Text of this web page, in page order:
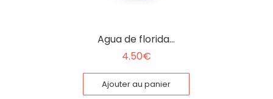
Agua de florida…
4.50€
Ajouter au panier